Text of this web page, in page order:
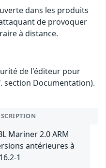
dans les produits
de provoquer
à distance.
de l'éditeur pour
section Documentation).
Mariner 2.0 ARM
antérieures à
1